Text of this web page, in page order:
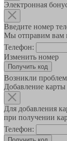
Электронная
Введите номер
Мы отправим вам
Телефон:
Изменить номер
Возникли
Добавление карты
Для добавления
при получении
Телефон: